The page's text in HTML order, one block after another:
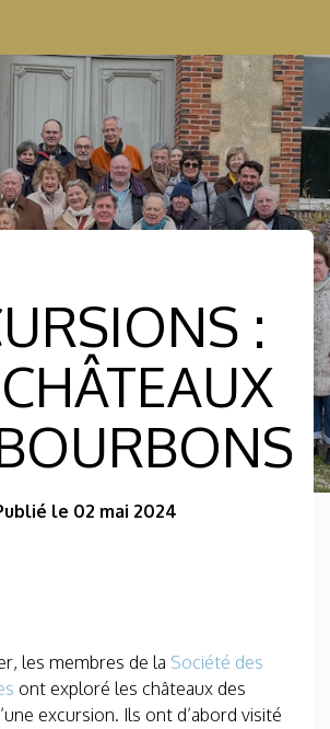
:
le 02 mai 2024
les membres de la Société des
ont exploré les châteaux des
excursion. Ils ont d’abord visité